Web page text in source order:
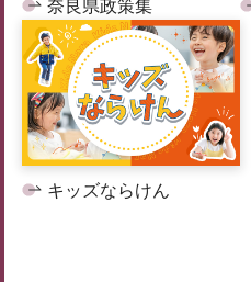
奈良県政策集
キッズならけん